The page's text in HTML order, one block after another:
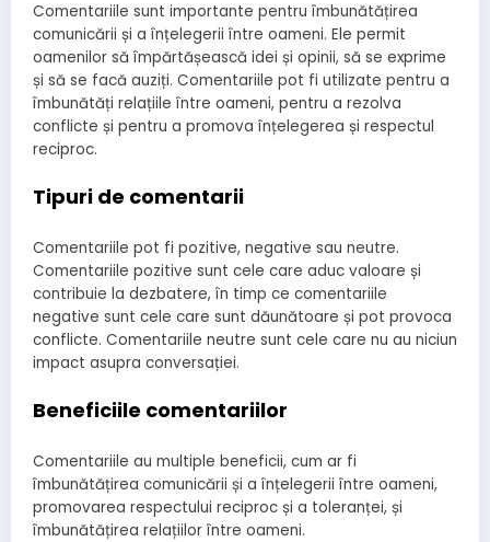
Comentariile sunt importante pentru îmbunătățirea
comunicării și a înțelegerii între oameni. Ele permit
oamenilor să împărtășească idei și opinii, să se exprime
și să se facă auziți. Comentariile pot fi utilizate pentru a
îmbunătăți relațiile între oameni, pentru a rezolva
conflicte și pentru a promova înțelegerea și respectul
reciproc.
Tipuri de comentarii
Comentariile pot fi pozitive, negative sau neutre.
Comentariile pozitive sunt cele care aduc valoare și
contribuie la dezbatere, în timp ce comentariile
negative sunt cele care sunt dăunătoare și pot provoca
conflicte. Comentariile neutre sunt cele care nu au niciun
impact asupra conversației.
Beneficiile comentariilor
Comentariile au multiple beneficii, cum ar fi
îmbunătățirea comunicării și a înțelegerii între oameni,
promovarea respectului reciproc și a toleranței, și
îmbunătățirea relațiilor între oameni.